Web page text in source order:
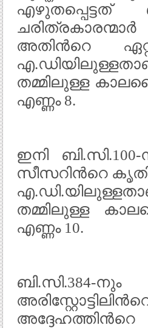
എഴുതപ്പെട്ടത്
അതിന്‍റെ
തമ്മിലുള്ള
എണ്ണം 8.
ഇനി
സീസറിന്‍റെ
തമ്മിലുള്ള
എണ്ണം 10.
ബി.സി.384-